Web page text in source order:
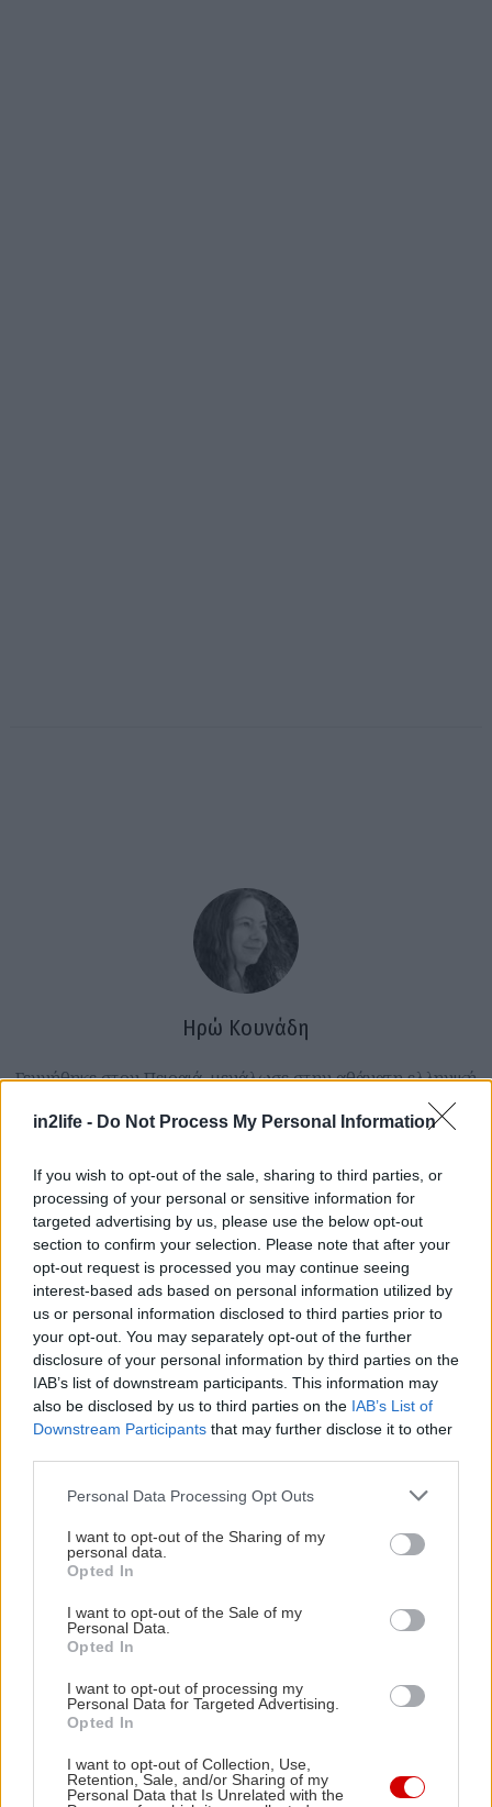
in2life - Do Not Process My Personal Information
If you wish to opt-out of the sale, sharing to third parties, or
processing of your personal or sensitive information for
targeted advertising by us, please use the below opt-out
section to confirm your selection. Please note that after your
opt-out request is processed you may continue seeing
interest-based ads based on personal information utilized by
us or personal information disclosed to third parties prior to
your opt-out. You may separately opt-out of the further
disclosure of your personal information by third parties on the
IAB’s list of downstream participants. This information may
also be disclosed by us to third parties on the IAB’s List of
Downstream Participants that may further disclose it to other
Please note that this website/app uses one or more Google
not limited to your visit or usage behaviour. You may click to
grant or deny consent to Google and its third-party tags to
use your data for below specified purposes in below Google
consent section.
Personal Data Processing Opt Outs
I want to opt-out of the Sharing of my
personal data.
Opted In
I want to opt-out of the Sale of my
Personal Data.
Opted In
I want to opt-out of processing my
Personal Data for Targeted Advertising.
Opted In
I want to opt-out of Collection, Use,
Retention, Sale, and/or Sharing of my
Personal Data that Is Unrelated with the
Ηρώ Κουνάδη
Γεννήθηκε στον Πειραιά, μεγάλωσε στην αθάνατη ελληνική
επαρχία που της έμαθε να εκτιμάει την Αθήνα. Αγαπάει τα
ταξίδια, το θέατρο, τις γάτες της και τα βιβλία του Χούλιο
μόνοι νορμάλ άνθρωποι είναι αυτοί που δεν ξέρεις καλά».
Σπούδασε Επικοινωνία και ΜΜΕ στο Πανεπιστήμιο Αθηνών
όταν ακόμα το internet το λέγαμε «νέα μέσα» και ήρθε στο
in2life το 2006, για να γράφει για ταξίδια. Έμεινε για όλα τα
άλλα.
Διαβάστε επίσης
ανεπανόρθωτα (χωρίς spoilers)
Φοίνικα;
Αναζήτηση